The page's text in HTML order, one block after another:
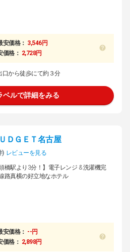
安価格： 3,546円
価格： 2,728円
から徒歩にて約３分
ベルで詳細をみる
ＤＧＥＴ名古屋
) レビューを見る
頭橋駅より3分！】電子レンジ & 洗濯機完
路真横の好立地なホテル
安価格： --円
価格： 2,898円